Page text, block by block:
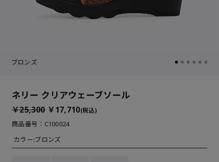
ブロンズ
ネリー クリアウェーブソール
￥25,300 ￥17,710(税込)
商品番号：C100024
カラー:ブロンズ